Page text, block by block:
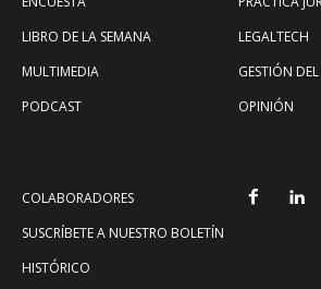
LIBRO DE LA SEMANA
MULTIMEDIA
PODCAST
LEGALTECH
GESTIÓN
OPINIÓN
COLABORADORES
SUSCRÍBETE A NUESTRO BOLETÍN
HISTÓRICO